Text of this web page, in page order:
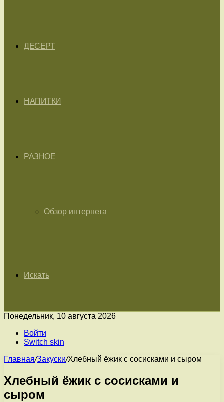
ДЕСЕРТ
НАПИТКИ
РАЗНОЕ
Обзор интернета
Искать
Понедельник, 10 августа 2026
Войти
Switch skin
Главная/Закуски/Хлебный ёжик с сосисками и сыром
Хлебный ёжик с сосисками и
сыром